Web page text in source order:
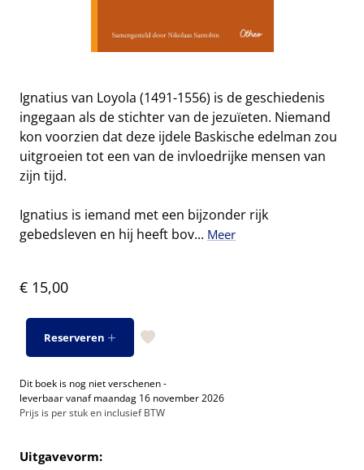
Ignatius van Loyola (1491-1556) is de geschiedenis
ingegaan als de stichter van de jezuïeten. Niemand
kon voorzien dat deze ijdele Baskische edelman zou
uitgroeien tot een van de invloedrijke mensen van
zijn tijd.
Ignatius is iemand met een bijzonder rijk
gebedsleven en hij heeft bov... Meer
€ 15,00
Reserveren
Dit boek is nog niet verschenen -
leverbaar vanaf maandag 16 november 2026
Prijs is per stuk en inclusief BTW
Uitgavevorm: